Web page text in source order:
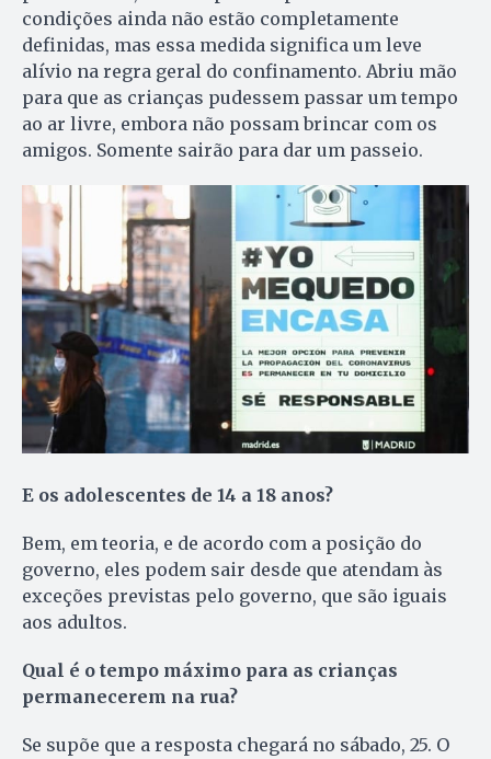
condições ainda não estão completamente
definidas, mas essa medida significa um leve
alívio na regra geral do confinamento. Abriu mão
para que as crianças pudessem passar um tempo
ao ar livre, embora não possam brincar com os
amigos. Somente sairão para dar um passeio.
E os adolescentes de 14 a 18 anos?
Bem, em teoria, e de acordo com a posição do
governo, eles podem sair desde que atendam às
exceções previstas pelo governo, que são iguais
aos adultos.
Qual é o tempo máximo para as crianças
permanecerem na rua?
Se supõe que a resposta chegará no sábado, 25. O